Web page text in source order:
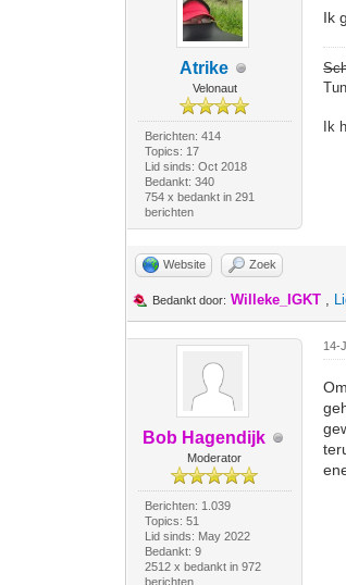
Atrike
Velonaut
Berichten: 414
Topics: 17
Lid sinds: Oct 2018
Bedankt: 340
754 x bedankt in 291
berichten
Ik
Ik
Website Zoek
Bedankt door: Willeke_IGKT ,
Bob Hagendijk
Moderator
Berichten: 1.039
Topics: 51
Lid sinds: May 2022
Bedankt: 9
2512 x bedankt in 972
berichten
14-